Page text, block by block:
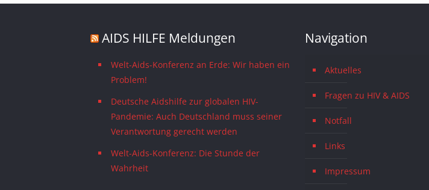
AIDS HILFE Meldungen
Welt-Aids-Konferenz an Erde: Wir haben ein
Problem!
Deutsche Aidshilfe zur globalen HIV-
Pandemie: Auch Deutschland muss seiner
Verantwortung gerecht werden
Welt-Aids-Konferenz: Die Stunde der
Wahrheit
Navigation
Aktuelles
Fragen zu HIV & AIDS
Notfall
Links
Impressum